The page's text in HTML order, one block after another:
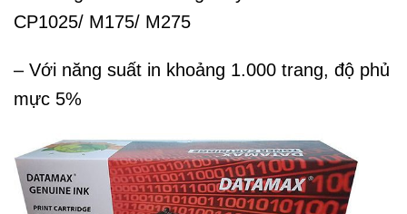
CP1025/ M175/ M275
– Với năng suất in khoảng 1.000 trang, độ phủ
mực 5%